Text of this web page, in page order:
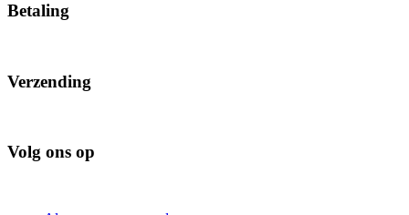
Betaling
Verzending
Volg ons op